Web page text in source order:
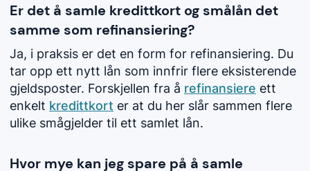
Er det å samle kredittkort og smålån det
samme som refinansiering?
Ja, i praksis er det en form for refinansiering. Du
tar opp ett nytt lån som innfrir flere eksisterende
gjeldsposter. Forskjellen fra å refinansiere ett
enkelt kredittkort er at du her slår sammen flere
ulike smågjelder til ett samlet lån.
Hvor mye kan jeg spare på å samle